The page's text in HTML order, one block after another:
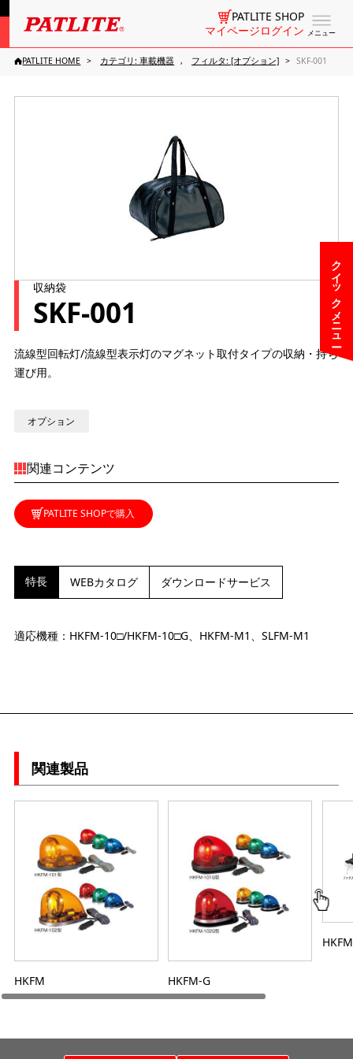
メニュー
PATLITE SHOP
マイページログイン
クイックメニュー
PATLITE HOME カテゴリ: 車載機器 フィルタ: [オプション] SKF-001
収納袋
SKF-001
流線型回転灯/流線型表示灯のマグネット取付タイプの収納・持ち
運び用。
オプション
関連コンテンツ
PATLITE SHOPで購入
特長 WEBカタログ ダウンロードサービス
適応機種：HKFM-10□/HKFM-10□G、HKFM-M1、SLFM-M1
関連製品
HKFM HKFM-G